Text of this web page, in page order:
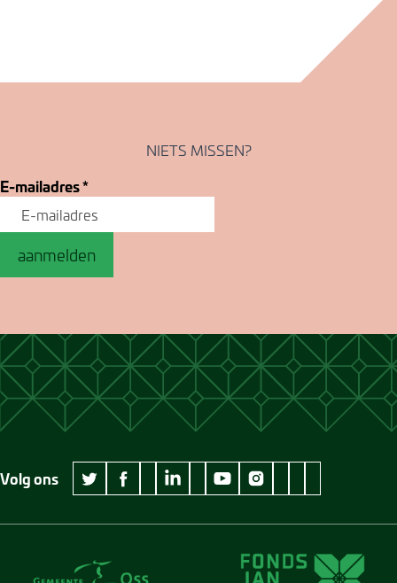
NIETS MISSEN?
E-mailadres*
aanmelden
Volg ons
twitter Museum Jan Cunen
facebook Museum Jan Cunen
wikipedia Museum Jan Cunen
linkedin Museum Jan Cunen
googleplus Museum Jan Cunen
youtube Museum Jan Cunen
instagram Museum